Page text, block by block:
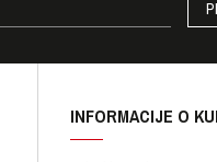
INFORMACIJE O